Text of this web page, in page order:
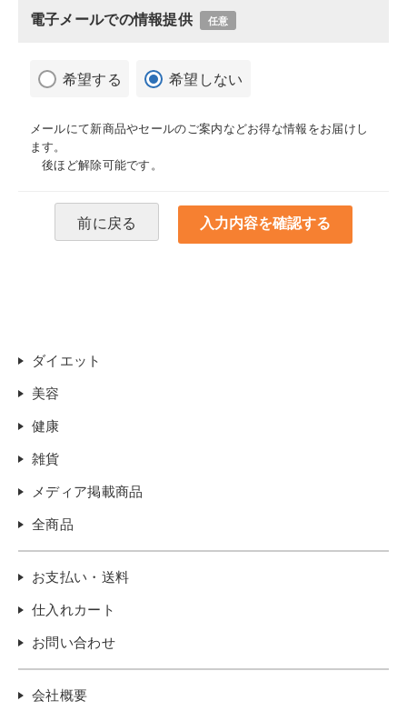
電子メールでの情報提供 任意
希望する 希望しない
メールにて新商品やセールのご案内などお得な情報をお届けし
ます。
後ほど解除可能です。
前に戻る
ダイエット
美容
健康
雑貨
メディア掲載商品
全商品
お支払い・送料
仕入れカート
お問い合わせ
会社概要